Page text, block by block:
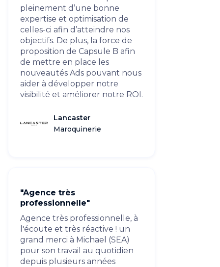
pleinement d’une bonne
expertise et optimisation de
celles-ci afin d’atteindre nos
objectifs. De plus, la force de
proposition de Capsule B afin
de mettre en place les
nouveautés Ads pouvant nous
aider à développer notre
visibilité et améliorer notre ROI.
Lancaster
Maroquinerie
"Agence très
professionnelle"
Agence très professionnelle, à
l'écoute et très réactive ! un
grand merci à Michael (SEA)
pour son travail au quotidien
depuis plusieurs années